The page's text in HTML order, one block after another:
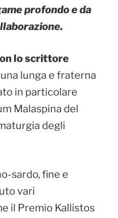
profondo e da
lo scrittore
lunga e fraterna
in particolare
Malaspina del
degli
sardo, fine e
vari
il Premio Kallistos